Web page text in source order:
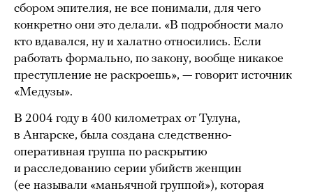
сбором эпителия, не все понимали, для чего
конкретно они это делали. «В подробности мало
кто вдавался, ну и халатно относились. Если
работать формально, по закону, вообще никакое
преступление не раскроешь», — говорит источник
«Медузы».
В 2004 году в 400 километрах от Тулуна,
в Ангарске, была создана следственно-
оперативная группа по раскрытию
и расследованию серии убийств женщин
(ее называли «маньячной группой»), которая